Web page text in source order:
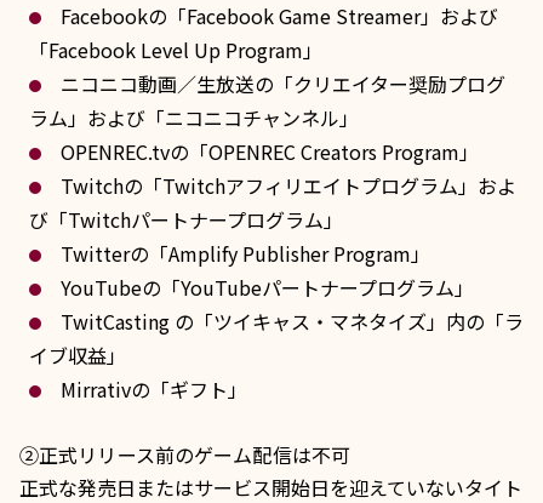
Facebookの「Facebook Game Streamer」および
「Facebook Level Up Program」
ニコニコ動画／生放送の「クリエイター奨励プログ
ラム」および「ニコニコチャンネル」
OPENREC.tvの「OPENREC Creators Program」
Twitchの「Twitchアフィリエイトプログラム」およ
び「Twitchパートナープログラム」
Twitterの「Amplify Publisher Program」
YouTubeの「YouTubeパートナープログラム」
TwitCasting の「ツイキャス・マネタイズ」内の「ラ
イブ収益」
Mirrativの「ギフト」
②正式リリース前のゲーム配信は不可
正式な発売日またはサービス開始日を迎えていないタイト